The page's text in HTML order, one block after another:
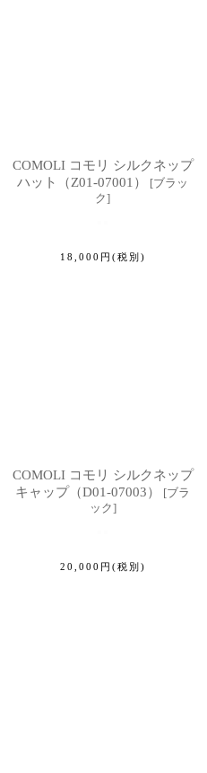
COMOLI コモリ シルクネップ
ハット（Z01-07001）
[ブラッ
ク]
18,000 円 (税別)
COMOLI コモリ シルクネップ
キャップ（D01-07003）
[ブラ
ック]
20,000 円 (税別)